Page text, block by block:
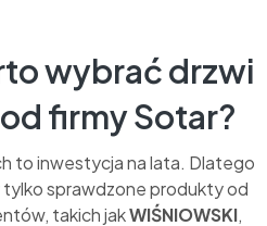
wybrać drzwi
firmy Sotar?
to inwestycja na lata. Dlatego
sprawdzone produkty od
takich jakWIŚNIOWSKI,